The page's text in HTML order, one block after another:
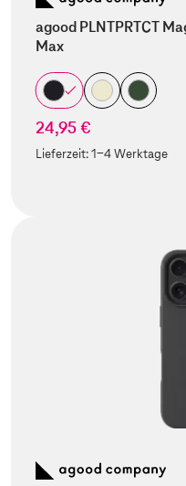
agood PLNTPRTCT
Max
24,95 €
Lieferzeit:1-4 Werktage